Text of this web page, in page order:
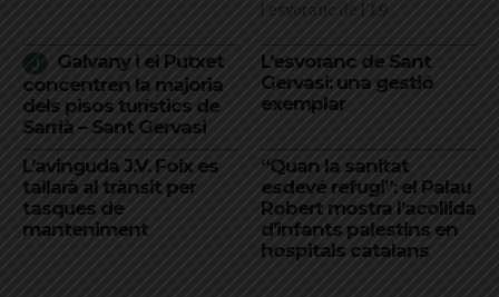
l'esvoranc de l'L9
Galvany i el Putxet
concentren la majoria
dels pisos turístics de
Sarrià – Sant Gervasi
L’esvoranc de Sant
Gervasi: una gestió
exemplar
L’avinguda J.V. Foix es
tallarà al trànsit per
tasques de
manteniment
“Quan la sanitat
esdevé refugi”: el Palau
Robert mostra l’acollida
d’infants palestins en
hospitals catalans